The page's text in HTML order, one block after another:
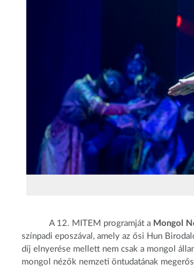
A 12. MITEM programját a Mongol
színpadi eposzával, amely az ősi Hun
díj elnyerése mellett nem csak a mongol
mongol nézők nemzeti öntudatának